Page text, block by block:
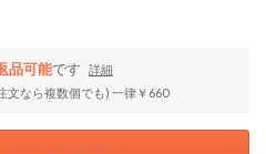
品可能です
詳細
文なら複数個でも) 一律￥660